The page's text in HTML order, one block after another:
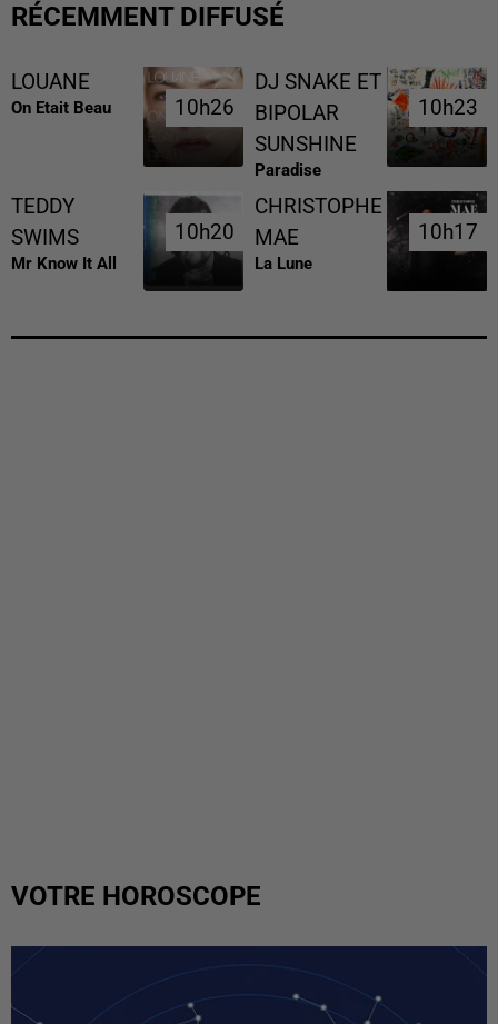
RÉCEMMENT DIFFUSÉ
LOUANE
On Etait Beau 10h26
10h26
DJ SNAKE ET
BIPOLAR
SUNSHINE
Paradise
10h23
10h23
TEDDY
SWIMS
Mr Know It All
10h20
10h20
CHRISTOPHE
MAE
La Lune
10h17
10h17
VOTRE HOROSCOPE